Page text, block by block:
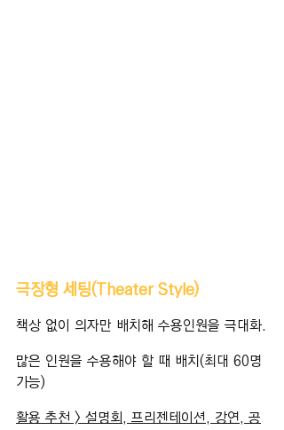
극장형 세팅(Theater Style)
책상 없이 의자만 배치해 수용인원을 극대화.
많은 인원을 수용해야 할 때 배치(최대 60명
가능)
활용 추천 > 설명회, 프리젠테이션, 강연, 공